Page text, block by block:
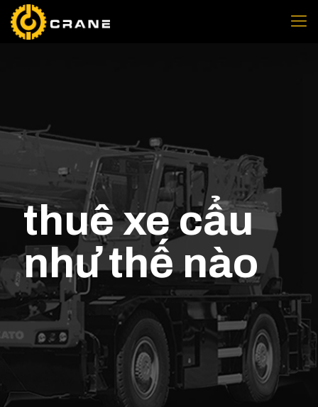
thuê xe cẩu
như thế nào